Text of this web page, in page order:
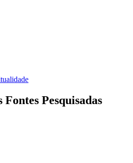
Fontes Pesquisadas